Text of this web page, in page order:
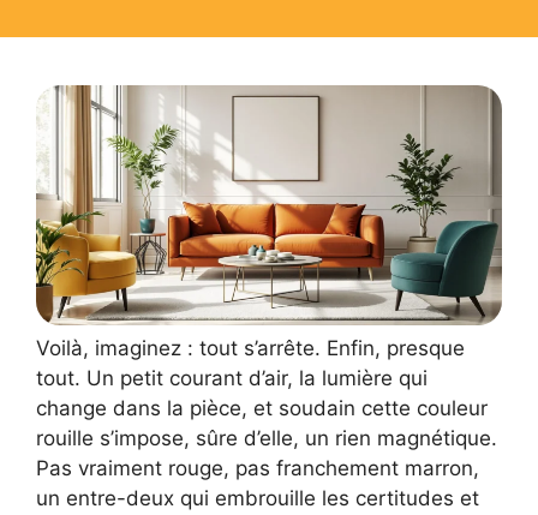
Voilà, imaginez : tout s’arrête. Enfin, presque
tout. Un petit courant d’air, la lumière qui
change dans la pièce, et soudain cette couleur
rouille s’impose, sûre d’elle, un rien magnétique.
Pas vraiment rouge, pas franchement marron,
un entre-deux qui embrouille les certitudes et